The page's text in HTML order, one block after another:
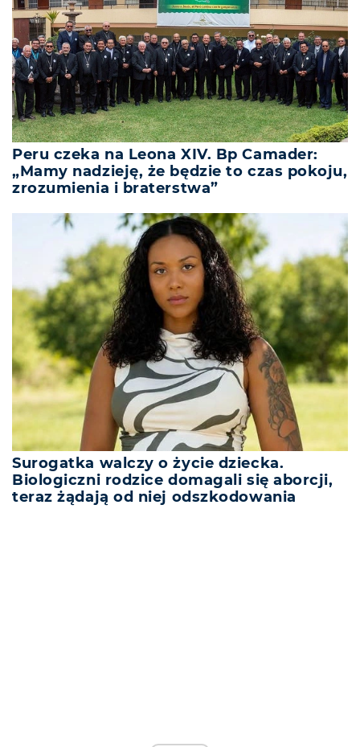
Peru czeka na Leona XIV. Bp Camader:
„Mamy nadzieję, że będzie to czas pokoju,
zrozumienia i braterstwa”
Surogatka walczy o życie dziecka.
Biologiczni rodzice domagali się aborcji,
teraz żądają od niej odszkodowania